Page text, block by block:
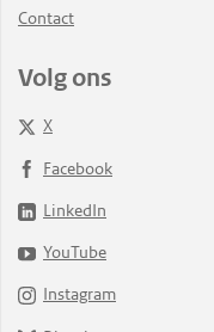
Contact
Volg ons
X
Facebook
LinkedIn
YouTube
Instagram